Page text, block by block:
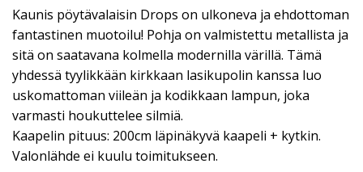
Kaunis pöytävalaisin Drops on ulkoneva ja ehdottoman
fantastinen muotoilu! Pohja on valmistettu metallista ja
sitä on saatavana kolmella modernilla värillä. Tämä
yhdessä tyylikkään kirkkaan lasikupolin kanssa luo
uskomattoman viileän ja kodikkaan lampun, joka
varmasti houkuttelee silmiä.
Kaapelin pituus: 200cm läpinäkyvä kaapeli + kytkin.
Valonlähde ei kuulu toimitukseen.